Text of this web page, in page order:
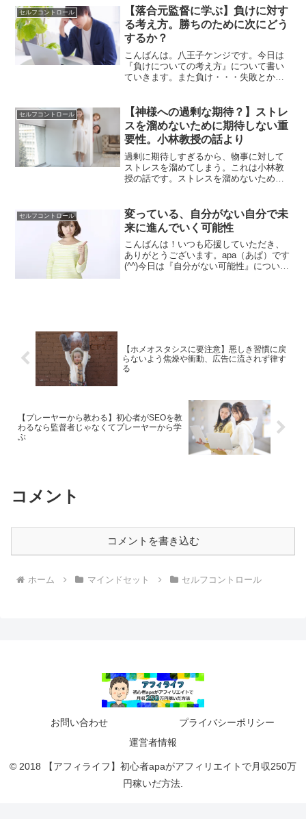
このことを深く痛感しました。
セルフコントロール
【落合元監督に学ぶ】負けに対す
る考え方。勝ちのために次にどう
するか？
こんばんは。八王子ケンジです。今日は
『負けについての考え方』について書い
ていきます。また負け・・・失敗とか、
監督が言っていたことの影響です。もち
ろん、野球の場合とは話が...
セルフコントロール
【神様への過剰な期待？】ストレ
スを溜めないために期待しない重
要性。小林教授の話より
過剰に期待しすぎるから、物事に対して
ストレスを溜めてしまう。これは小林教
授の話です。ストレスを溜めないために
セルフコントロール
変っている、自分がない自分で未
来に進んでいく可能性
こんばんは！いつも応援していただき、
ありがとうございます。apa（あぱ）です
(^^)今日は『自分がない可能性』について
【ホメオスタシスに要注意】悪しき習慣に戻
らないよう焦燥や衝動、広告に流されず律す
る
【プレーヤーから教わる】初心者がSEOを教
わるなら監督者じゃなくてプレーヤーから学
ぶ
コメント
コメントを書き込む
ホーム マインドセット セルフコントロール
お問い合わせ
プライバシーポリシー
運営者情報
© 2018 【アフィライフ】初心者apaがアフィリエイトで月収250万
円稼いだ方法.